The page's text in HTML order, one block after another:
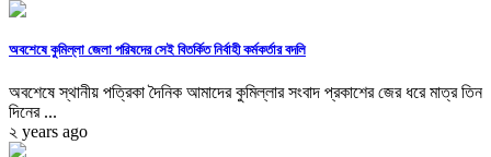
অবশেষে কুমিল্লা জেলা পরিষদের সেই বিতর্কিত নির্বাহী কর্মকর্তার বদলি
অবশেষে স্থানীয় পত্রিকা দৈনিক আমাদের কুমিল্লার সংবাদ প্রকাশের জের ধরে মাত্র তিন
দিনের ...
২ years ago